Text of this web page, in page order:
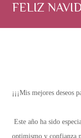
FELIZ
¡¡¡Mis mejores deseos
Este año ha sido
optimismo y confianza